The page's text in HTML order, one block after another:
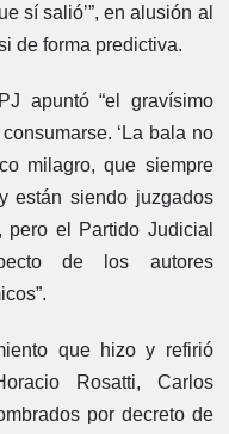
sí salió’”, en alusión al
de forma predictiva.
apuntó “el gravísimo
‘La bala no
milagro, que siempre
están siendo juzgados
pero el Partido Judicial
de los autores
que hizo y refirió
Rosatti, Carlos
por decreto de